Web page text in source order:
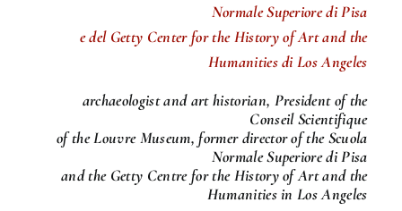
Normale Superiore di Pisa
e del Getty Center for the History of Art and the
Humanities di Los Angeles
archaeologist and art historian, President of the
Conseil Scientifique
of the Louvre Museum, former director of the Scuola
Normale Superiore di Pisa
and the Getty Centre for the History of Art and the
Humanities in Los Angeles